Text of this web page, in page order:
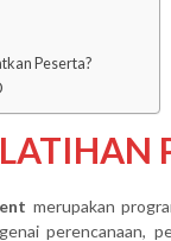
Peserta?
merupakan
perencanaan,